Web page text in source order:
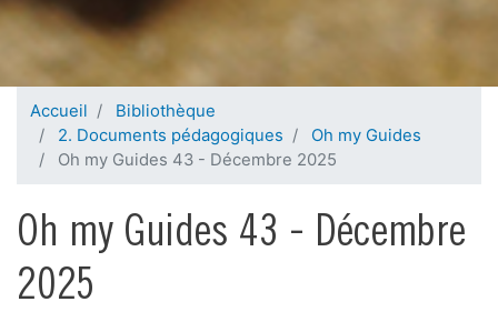
Accueil
Bibliothèque
2. Documents pédagogiques
Oh my Guides
Oh my Guides 43 - Décembre 2025
Oh my Guides 43 - Décembre
2025